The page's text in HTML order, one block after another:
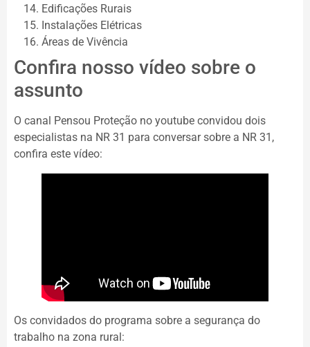
Edificações Rurais
Instalações Elétricas
Áreas de Vivência
Confira nosso vídeo sobre o
assunto
O canal Pensou Proteção no youtube convidou dois
especialistas na NR 31 para conversar sobre a NR 31,
confira este vídeo:
Os convidados do programa sobre a segurança do
trabalho na zona rural: